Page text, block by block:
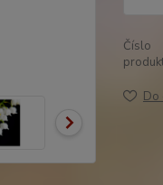
Číslo
Do